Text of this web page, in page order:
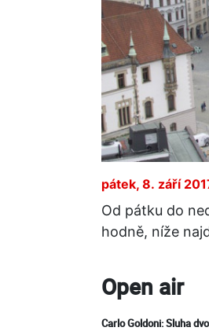
pátek, 8. září
Od pátku do
hodně, níže
Open air
Carlo Goldoni: Sluha